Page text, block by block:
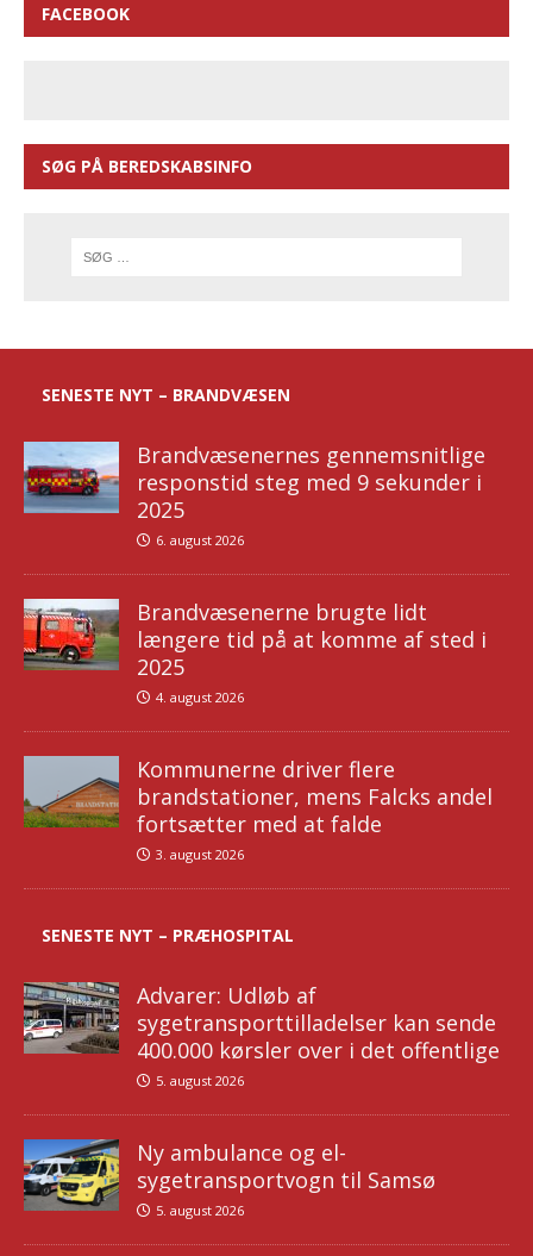
FACEBOOK
SØG PÅ BEREDSKABSINFO
SENESTE NYT – BRANDVÆSEN
Brandvæsenernes gennemsnitlige
responstid steg med 9 sekunder i
2025
6. august 2026
Brandvæsenerne brugte lidt
længere tid på at komme af sted i
2025
4. august 2026
Kommunerne driver flere
brandstationer, mens Falcks andel
fortsætter med at falde
3. august 2026
SENESTE NYT – PRÆHOSPITAL
Advarer: Udløb af
sygetransporttilladelser kan sende
400.000 kørsler over i det offentlige
5. august 2026
Ny ambulance og el-
sygetransportvogn til Samsø
5. august 2026